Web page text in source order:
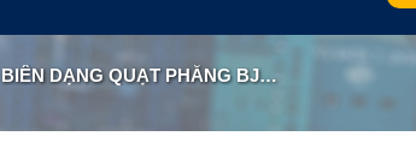
DẠNG QUẠT PHẲNG BJH 0.45